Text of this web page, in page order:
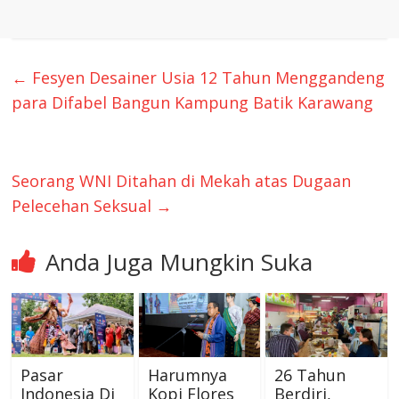
← Fesyen Desainer Usia 12 Tahun Menggandeng
para Difabel Bangun Kampung Batik Karawang
Seorang WNI Ditahan di Mekah atas Dugaan
Pelecehan Seksual →
Anda Juga Mungkin Suka
Pasar
Indonesia Di
Harumnya
Kopi Flores
26 Tahun
Berdiri,